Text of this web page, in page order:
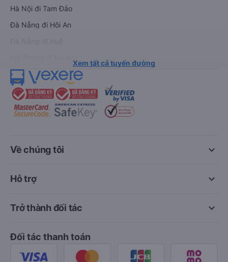
Hà Nội đi Tam Đảo
Đà Nẵng đi Hội An
Xem tất cả tuyến đường
keyboard_arrow_down
Về chúng tôi
keyboard_arrow_down
Hỗ trợ
keyboard_arrow_down
Trở thành đối tác
Đối tác thanh toán